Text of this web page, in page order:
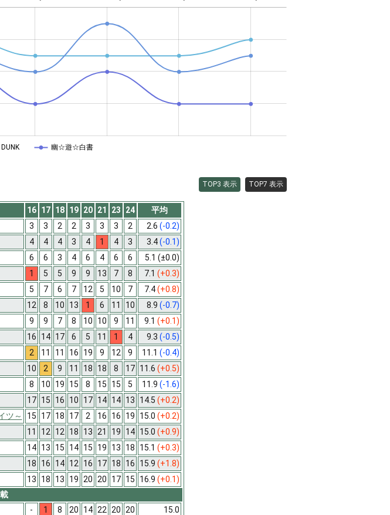
幽☆遊☆白書
TOP3 表示 TOP7 表示
16 17 18 19 20 21 23 24
平均
3 3 2 2 3 3 3 2 2.6 (-0.2)
4 4 4 3 4 1 4 3 3.4(-0.1)
6 6 3 4 6 4 6 6 5.1 (±0.0)
1 5 5 9 9 13 7 8 7.1 (+0.3)
5 7 6 7 12 5 10 7 7.4(+0.8)
12 8 10 13 1 6 11 10 8.9 (-0.7)
9 9 7 8 10 10 9 11 9.1 (+0.1)
16 14 17 6 5 11 1 4 9.3 (-0.5)
2 11 11 16 19 9 12 9 11.1 (-0.4)
10 2 9 11 18 18 8 17 11.6 (+0.5)
8 10 19 15 8 15 15 5 11.9 (-1.6)
17 15 16 10 17 14 14 13 14.5 (+0.2)
ツ～ 15 17 18 17 2 16 16 19 15.0 (+0.2)
11 12 12 18 13 21 19 14 15.0 (+0.9)
14 13 15 14 15 19 13 18 15.1 (+0.3)
18 16 14 12 16 17 18 16 15.9 (+1.8)
13 18 13 19 20 20 17 15 16.9 (+0.1)
- 1 8 20 14 22 20 20
15.0